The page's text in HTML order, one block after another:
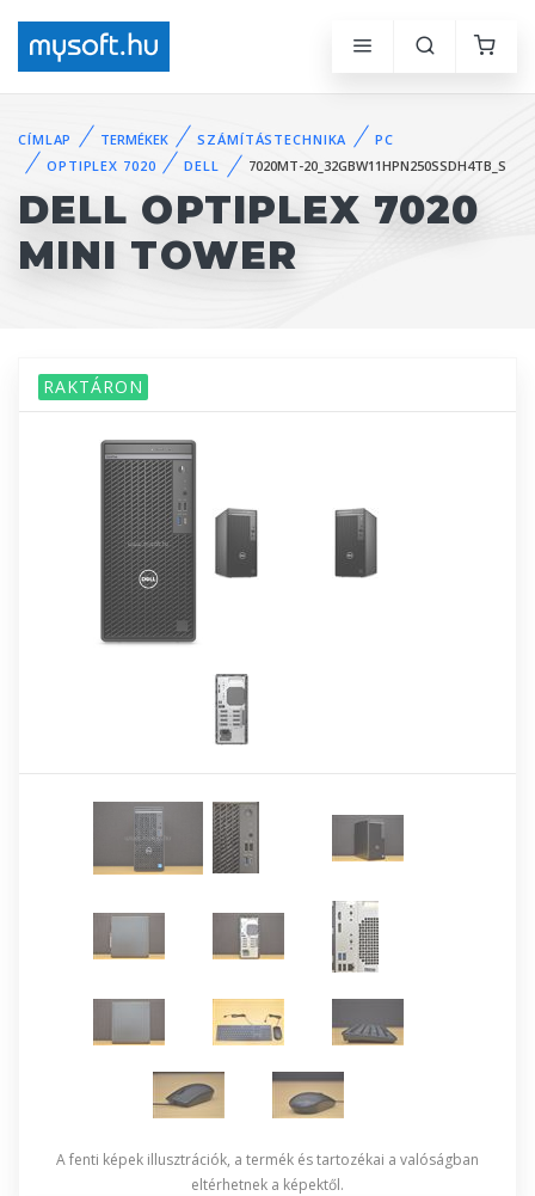
CÍMLAP TERMÉKEK SZÁMÍTÁSTECHNIKA
PC
OPTIPLEX 7020
DELL 7020MT-20_32GBW11HPN250SSDH4TB_S
DELL OPTIPLEX 7020
MINI TOWER
RAKTÁRON
A fenti képek illusztrációk, a termék és tartozékai a valóságban
eltérhetnek a képektől.